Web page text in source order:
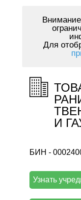
Для
И
БИН -
Узнать